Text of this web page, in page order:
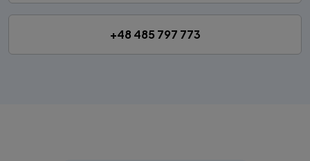
+48 485 797 773